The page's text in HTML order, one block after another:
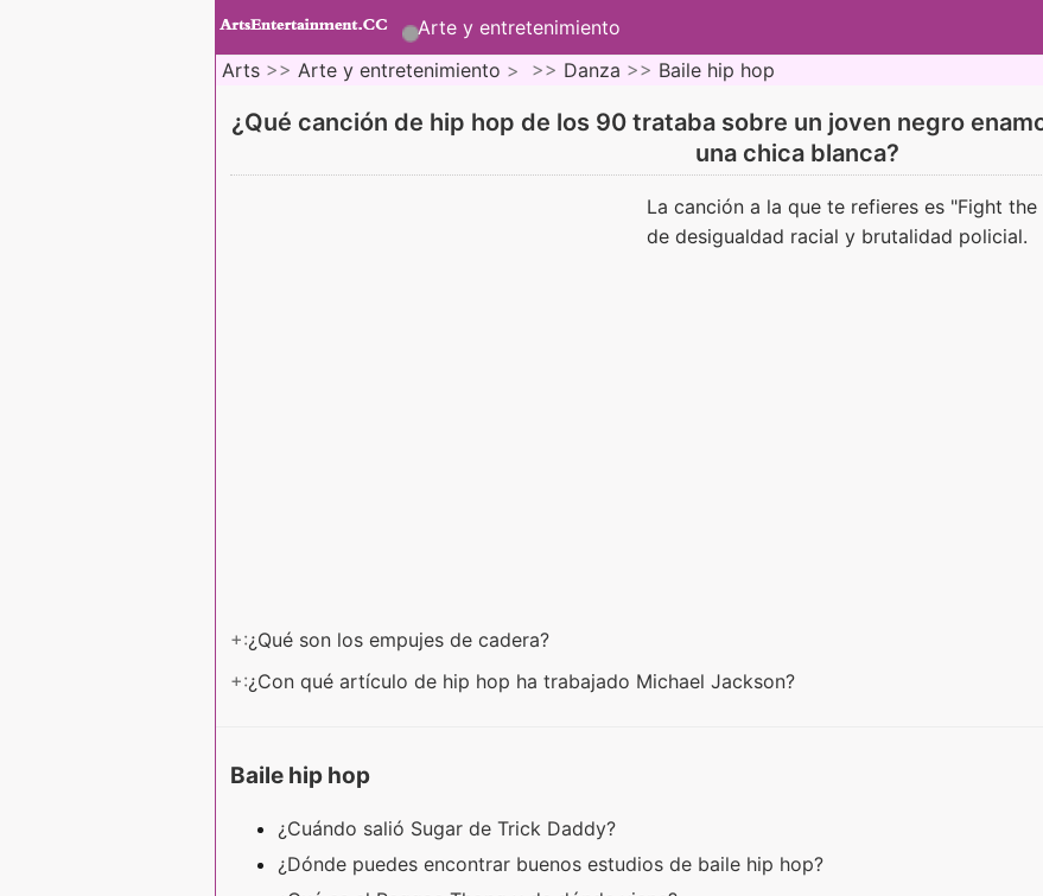
Arte y entretenimiento
Arts >> Arte y entretenimiento > >> Danza >> Baile hip hop
¿Qué canción de hip hop de los 90 trataba sobre un joven negro
una chica blanca?
La canción a la que te refieres es "Fight
de desigualdad racial y brutalidad policial.
+:¿Qué son los empujes de cadera?
+:¿Con qué artículo de hip hop ha trabajado Michael Jackson?
Baile hip hop
¿Cuándo salió Sugar de Trick Daddy?
¿Dónde puedes encontrar buenos estudios de baile hip hop?